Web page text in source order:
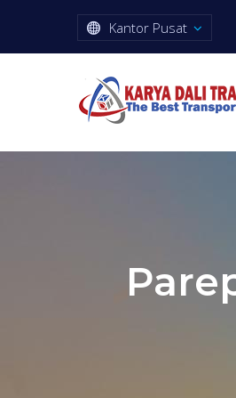
Kantor Pusat